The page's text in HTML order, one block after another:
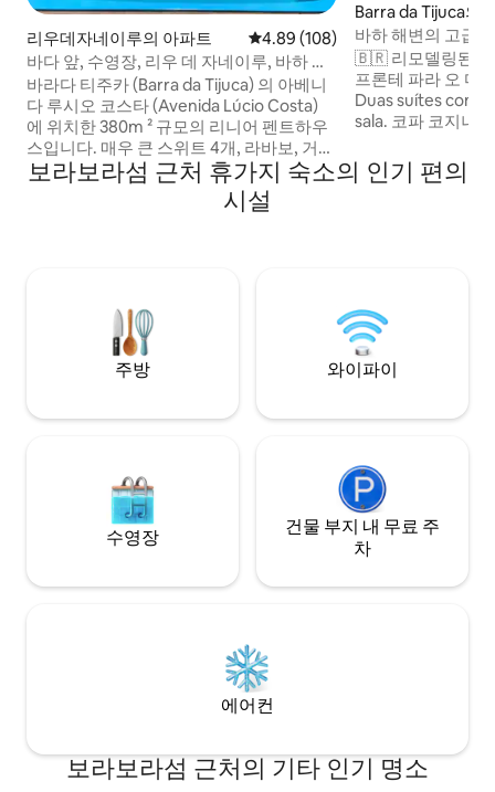
리우데자네이루의 아파트 평점 4.89점(5점 만점), 후기 108
4.89 (108)
바다 앞, 수영장, 리우 데 자네이루, 바하 티
주크
바라다 티주카 (Barra da Tijuca) 의 아베니
다 루시오 코스타 (Avenida Lúcio Costa)
에 위치한 380m ² 규모의 리니어 펜트하우
스입니다. 매우 큰 스위트 4개, 라바보, 거
실/TV, 식사 공간이 있습니다. 주방에는 필
요한 가전제품과 조리도구가 완비되어 있
습니다. 110m ² 의 발코니에는 수영장, 바비
상적인 장소에서 잊을 수 없는 순간을 즐겨
Barra da Tijuca의
바하 해변의 고급
🇧🇷 리모델링된 아
프론테 파라 오 마
Duas suítes com cama 퀸.
sala. 코파 코지냐 아메리카나 컴 우텐시리
어컨 설치. 🇺🇸 완전히 리모델링된 아파트.
높은 곳에 있습니다. 바다와 발코니 쪽
보라보라섬 근처 휴가지 숙소의 인기 편의
시설
주방 와이파이
수영장
건물 부지 내 무료 주
차
에어컨
보라보라섬 근처의 기타 인기 명소